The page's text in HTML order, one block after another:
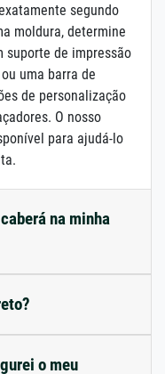
segundo
moldura, determine
suporte de impressão
uma barra de
de personalização
O nosso
para ajudá-lo
na minha
o meu